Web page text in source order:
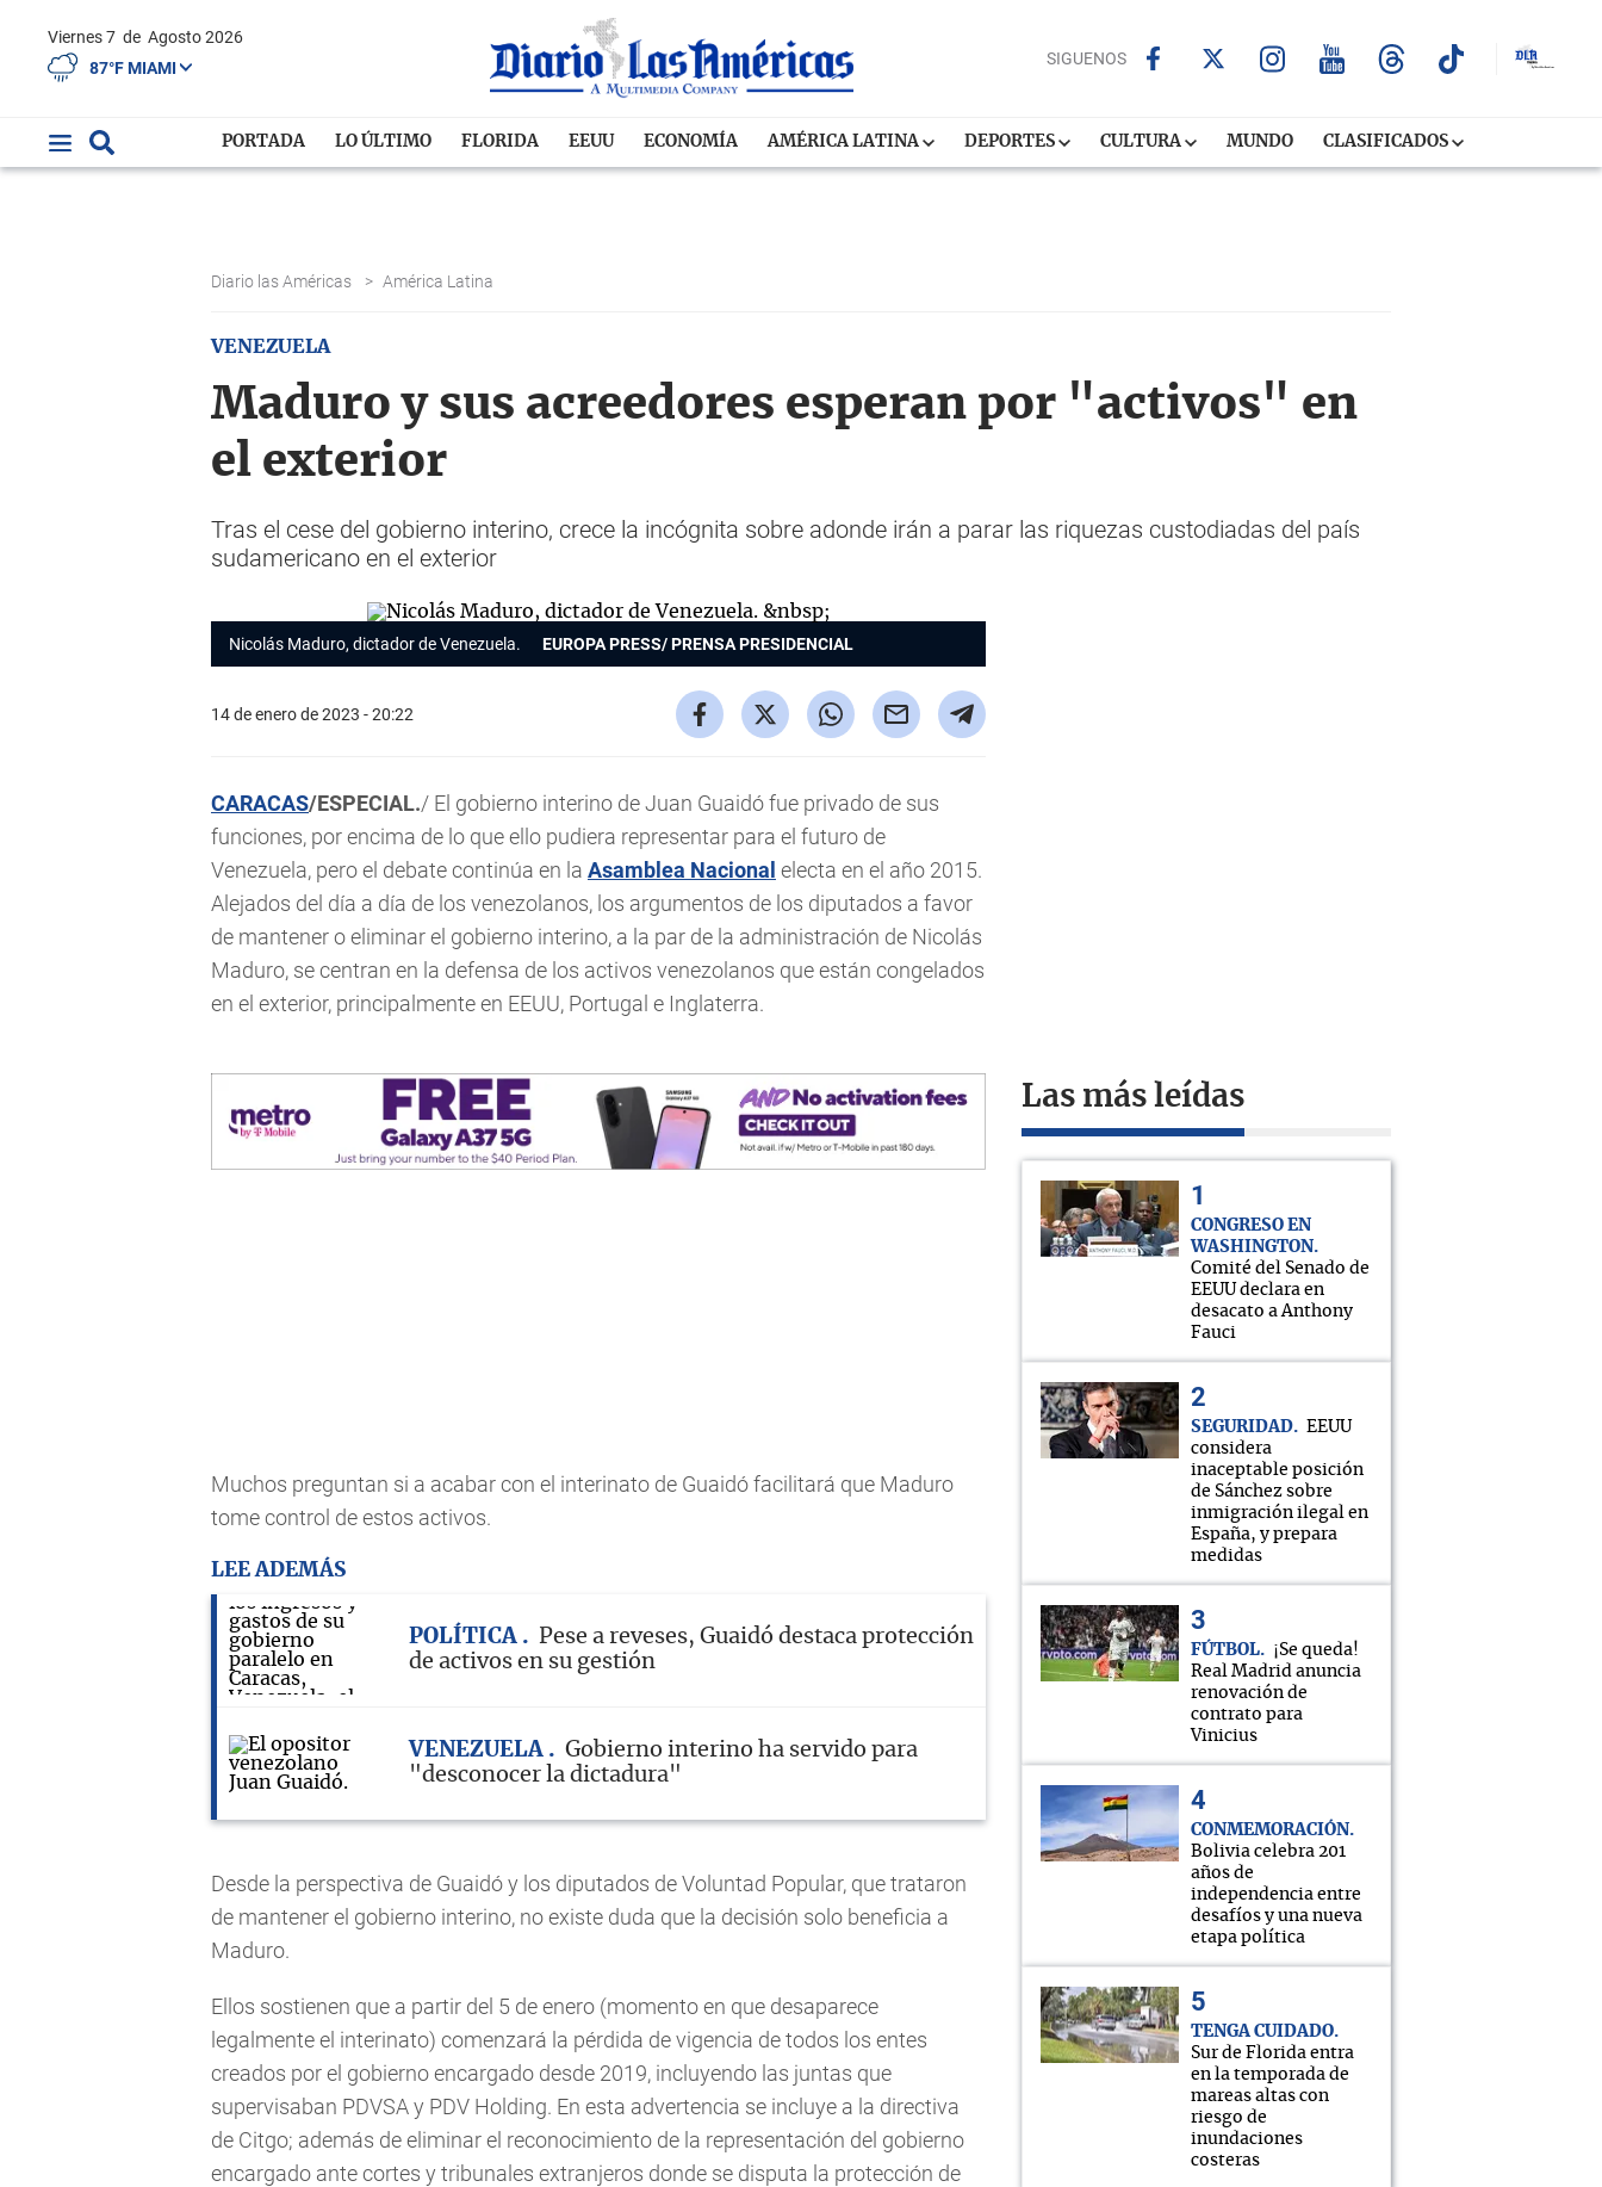
Viernes 7 de Agosto 2026
87°F MIAMI
SIGUENOS
PORTADA LO ÚLTIMO FLORIDA EEUU ECONOMÍA AMÉRICA LATINA DEPORTES CULTURA MUNDO CLASIFICADOS
Diario las Américas > América Latina
VENEZUELA
Maduro y sus acreedores esperan por "activos" en
el exterior
Tras el cese del gobierno interino, crece la incógnita sobre adonde irán a parar las riquezas custodiadas del país
sudamericano en el exterior
Nicolás Maduro, dictador de Venezuela. EUROPA PRESS/ PRENSA PRESIDENCIAL
14 de enero de 2023 - 20:22
CARACAS/ESPECIAL./ El gobierno interino de Juan Guaidó fue privado de sus
funciones, por encima de lo que ello pudiera representar para el futuro de
Venezuela, pero el debate continúa en la Asamblea Nacional electa en el año 2015.
Alejados del día a día de los venezolanos, los argumentos de los diputados a favor
de mantener o eliminar el gobierno interino, a la par de la administración de Nicolás
Maduro, se centran en la defensa de los activos venezolanos que están congelados
en el exterior, principalmente en EEUU, Portugal e Inglaterra.
Muchos preguntan si a acabar con el interinato de Guaidó facilitará que Maduro
tome control de estos activos.
LEE ADEMÁS
POLÍTICA
Pese a reveses, Guaidó destaca protección
de activos en su gestión
VENEZUELA
Gobierno interino ha servido para
"desconocer la dictadura"
Desde la perspectiva de Guaidó y los diputados de Voluntad Popular, que trataron
de mantener el gobierno interino, no existe duda que la decisión solo beneficia a
Maduro.
Ellos sostienen que a partir del 5 de enero (momento en que desaparece
legalmente el interinato) comenzará la pérdida de vigencia de todos los entes
creados por el gobierno encargado desde 2019, incluyendo las juntas que
supervisaban PDVSA y PDV Holding. En esta advertencia se incluye a la directiva
de Citgo; además de eliminar el reconocimiento de la representación del gobierno
encargado ante cortes y tribunales extranjeros donde se disputa la protección de
Las más leídas
CONGRESO EN
WASHINGTON
Comité del Senado de
EEUU declara en
desacato a Anthony
Fauci
SEGURIDAD
EEUU
considera
inaceptable posición
de Sánchez sobre
inmigración ilegal en
España, y prepara
medidas
FÚTBOL
¡Se queda!
Real Madrid anuncia
renovación de
contrato para
Vinicius
CONMEMORACIÓN
Bolivia celebra 201
años de
independencia entre
desafíos y una nueva
etapa política
TENGA CUIDADO
Sur de Florida entra
en la temporada de
mareas altas con
riesgo de
inundaciones
costeras